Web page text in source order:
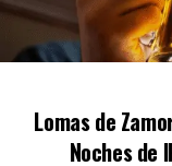
Medidas
descontento con
seguridad cuando
Lomas de
Noches de